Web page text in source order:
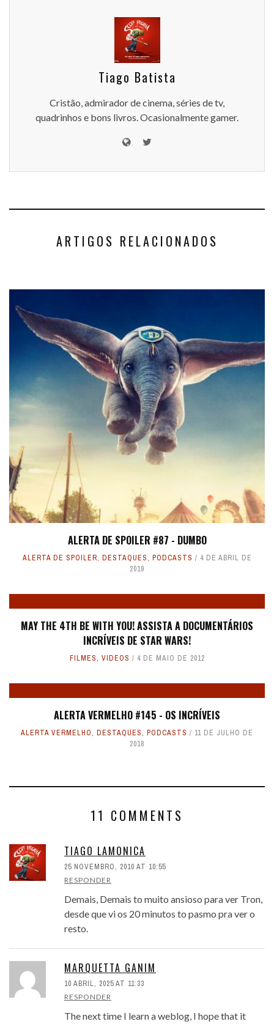
Tiago Batista
Cristão, admirador de cinema, séries de tv,
quadrinhos e bons livros. Ocasionalmente gamer.
ARTIGOS RELACIONADOS
ALERTA DE SPOILER #87 - DUMBO
ALERTA DE SPOILER, DESTAQUES, PODCASTS
4 DE ABRIL DE
2019
MAY THE 4TH BE WITH YOU! ASSISTA A DOCUMENTÁRIOS
INCRÍVEIS DE STAR WARS!
FILMES, VIDEOS 4 DE MAIO DE 2012
ALERTA VERMELHO #145 - OS INCRÍVEIS
ALERTA VERMELHO, DESTAQUES, PODCASTS
11 DE JULHO DE
2018
11 COMMENTS
TIAGO LAMONICA
25 NOVEMBRO, 2010 AT 10:55
RESPONDER
Demais, Demais to muito ansioso para ver Tron,
desde que vi os 20 minutos to pasmo pra ver o
resto.
MARQUETTA GANIM
10 ABRIL, 2025 AT 11:33
RESPONDER
The next time I learn a weblog, I hope that it